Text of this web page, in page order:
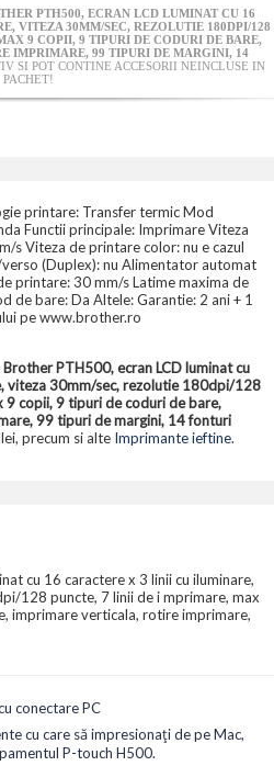
PTH500, ECRAN LCD LUMINAT CU 16
VITEZA 30MM/SEC, REZOLUTIE 180DPI/128
9 COPII, 9 TIPURI DE CODURI DE BARE,
IMPRIMARE, 99 TIPURI DE MARGINI, 14
SI POT CONTINE ACCESORII NEINCLUSE IN
PACHET!
printare: Transfer termic Mod
Functii principale: Imprimare Viteza
s Viteza de printare color: nu e cazul
(Duplex): nu Alimentator automat
printare: 30 mm/s Latime maxima de
de bare: Da Altele: Garantie: 2 ani + 1
pe www.brother.ro
Brother PTH500, ecran LCD luminat cu
viteza 30mm/sec, rezolutie 180dpi/128
9 copii, 9 tipuri de coduri de bare,
99 tipuri de margini, 14 fonturi
precum si alte Imprimante ieftine.
cu 16 caractere x 3 linii cu iluminare,
128 puncte, 7 linii de i mprimare, max
imprimare verticala, rotire imprimare,
conectare PC
cu care să impresionați de pe Mac,
P-touch H500.